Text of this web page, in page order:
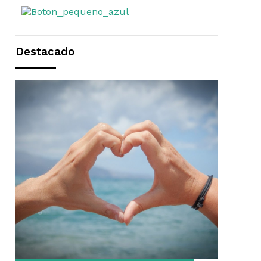
Destacado